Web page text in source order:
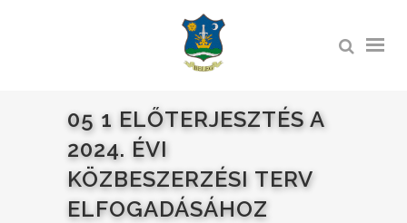
05 1 ELŐTERJESZTÉS A
2024. ÉVI
KÖZBESZERZÉSI TERV
ELFOGADÁSÁHOZ